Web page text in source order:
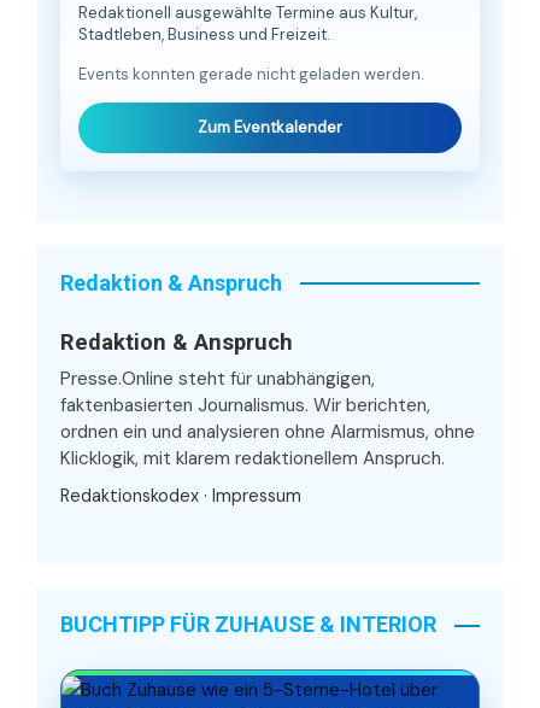
Redaktionell ausgewählte Termine aus Kultur,
Stadtleben, Business und Freizeit.
Events konnten gerade nicht geladen werden.
Zum Eventkalender
Redaktion & Anspruch
Redaktion & Anspruch
Presse.Online steht für unabhängigen,
faktenbasierten Journalismus. Wir berichten,
ordnen ein und analysieren ohne Alarmismus, ohne
Klicklogik, mit klarem redaktionellem Anspruch.
Redaktionskodex · Impressum
BUCHTIPP FÜR ZUHAUSE & INTERIOR